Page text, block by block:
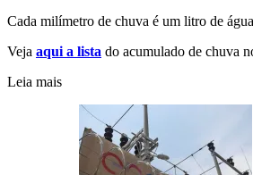
Cada milímetro de chuva é um litro de
Veja aqui a lista do acumulado de chuva
Leia mais